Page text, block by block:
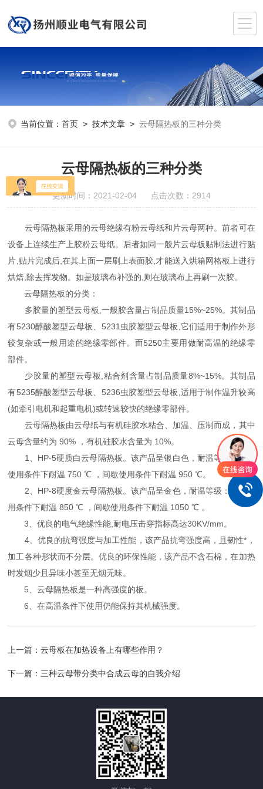
当前位置：首页 >技术文章 >云母隔热板的三种分类
云母隔热板的三种分类
更新时间：2021-02-04 点击次数：2914
云母隔热板采用的云母绝缘有粉云母纸和片云母两种。前者可在
设备上连续生产上胶粉云母纸。后者如同一般片云母板贴制法进行贴
片,贴片完成后,在其上面一层刷上表面胶,才能送入烘箱网格板上进行
烘焙,除去挥发物。如是玻璃布补强的,则在玻璃布上再刷一次胶。
云母隔热板的分类：
多胶量的塑型云母板,一般胶含量占制品质量15%~25%。其制品
有5230醇酸塑型云母板、5231虫胶塑型云母板,它们适用于制作外形
较复杂或一般用途的绝缘零部件。而5250主要用做耐高温的绝缘零
部件。
少胶量的塑型云母板,粘合剂含量占制品质量8%~15%。其制品
有5235醇酸塑型云母板、5236虫胶塑型云母板,适用于制作温升较高
(如牵引电机和起重电机)或转速较快的绝缘零部件。
云母隔热板由云母纸与有机硅胶水粘合、加温、压制而成，其中
云母含量约为 90% ，有机硅胶水含量为 10%。
1、HP-5硬质白云母隔热板。该产品呈银白色，耐温等级：持续
使用条件下耐温 750 ℃ ，间歇使用条件下耐温 950 ℃。
2、HP-8硬度金云母隔热板。该产品呈金色，耐温等级：持续使
用条件下耐温 850 ℃ ，间歇使用条件下耐温 1050 ℃ 。
3、优良的电气绝缘性能,耐电压击穿指标高达30KV/mm。
4、优良的抗弯强度与加工性能，该产品抗弯强度高，且韧性*，
加工各种形状而不分层。优良的环保性能，该产品不含石棉，在加热
时发烟少且异味小甚至无烟无味。
5、云母隔热板是一种高强度的板。
6、在高温条件下使用仍能保持其机械强度。
上一篇：云母板在加热设备上有哪些作用？
下一篇： 三种云母带分类中合成云母的自我介绍